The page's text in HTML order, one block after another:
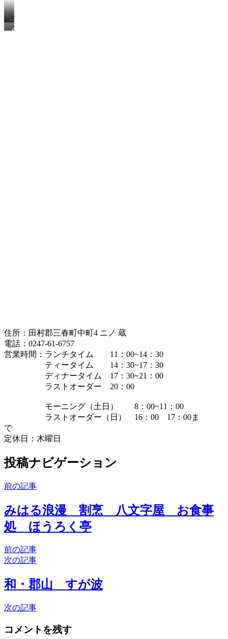
ブ
リ
メ
住所：田村郡三春町中町4 ニノ 蔵
電話：0247-61-6757
営業時間：ランチタイム 11：00~14：30
ティータイム 14：30~17：30
ディナータイム 17：30~21：00
ラストオーダー 20：00
モーニング（土日） 8：00~11：00
ラストオーダー（日） 16：00 17：00ま
で
定休日：木曜日
投稿ナビゲーション
前の記事
みはる浪漫 割烹 八文字屋 お食事
処 ほうろく亭
前の記事
次の記事
和・郡山 すが波
次の記事
コメントを残す